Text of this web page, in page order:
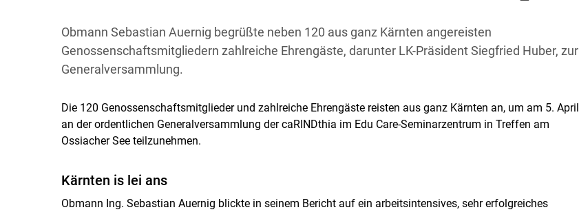
Obmann Sebastian Auernig begrüßte neben 120 aus ganz Kärnten angereisten
Genossenschaftsmitgliedern zahlreiche Ehrengäste, darunter LK-Präsident Siegfried Huber, zur
Generalversammlung.
Die 120 Genossenschaftsmitglieder und zahlreiche Ehrengäste reisten aus ganz Kärnten an, um am 5. April
an der ordentlichen Generalversammlung der caRINDthia im Edu Care-Seminarzentrum in Treffen am
Ossiacher See teilzunehmen.
Kärnten is lei ans
Obmann Ing. Sebastian Auernig blickte in seinem Bericht auf ein arbeitsintensives, sehr erfolgreiches